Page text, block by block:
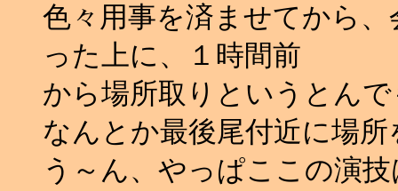
色々用事を済ませてから
った上に、１時間前
から場所取りというとん
なんとか最後尾付近に場
う～ん、やっぱここの演